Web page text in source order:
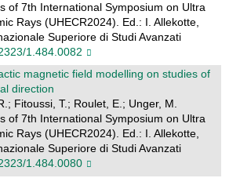
of 7th International Symposium on Ultra
Rays (UHECR2024). Ed.: I. Allekotte,
Superiore di Studi Avanzati
1.484.0082
magnetic field modelling on studies of
direction
Fitoussi, T.; Roulet, E.; Unger, M.
of 7th International Symposium on Ultra
Rays (UHECR2024). Ed.: I. Allekotte,
Superiore di Studi Avanzati
1.484.0080